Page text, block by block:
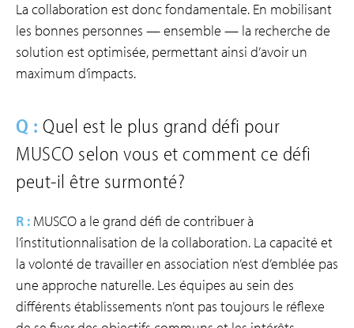
La collaboration est donc fondamentale. En mobilisant
les bonnes personnes — ensemble — la recherche de
solution est optimisée, permettant ainsi d’avoir un
maximum d’impacts.
Q : Quel est le plus grand défi pour
MUSCO selon vous et comment ce défi
peut-il être surmonté?
R : MUSCO a le grand défi de contribuer à
l’institutionnalisation de la collaboration. La capacité et
la volonté de travailler en association n’est d’emblée pas
une approche naturelle. Les équipes au sein des
différents établissements n’ont pas toujours le réflexe